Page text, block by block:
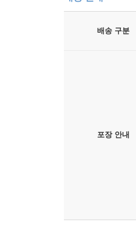
배송 구분
포장 안내